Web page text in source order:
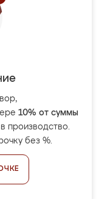
10% от суммы
производство.
без %.